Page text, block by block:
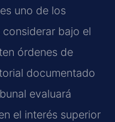
uno de los
bajo el
órdenes de
documentado
evaluará
el interés superior